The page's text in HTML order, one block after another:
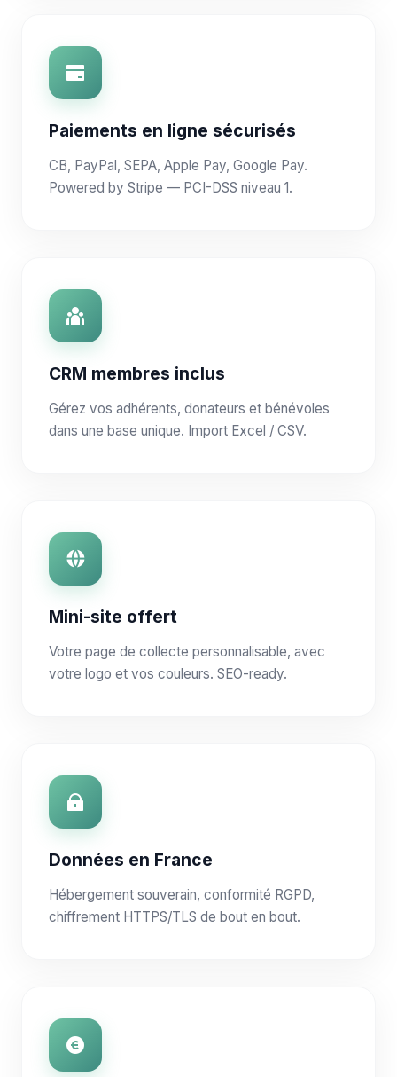
Paiements en ligne sécurisés
CB, PayPal, SEPA, Apple Pay, Google Pay.
Powered by Stripe — PCI-DSS niveau 1.
CRM membres inclus
Gérez vos adhérents, donateurs et bénévoles
dans une base unique. Import Excel / CSV.
Mini-site offert
Votre page de collecte personnalisable, avec
votre logo et vos couleurs. SEO-ready.
Données en France
Hébergement souverain, conformité RGPD,
chiffrement HTTPS/TLS de bout en bout.